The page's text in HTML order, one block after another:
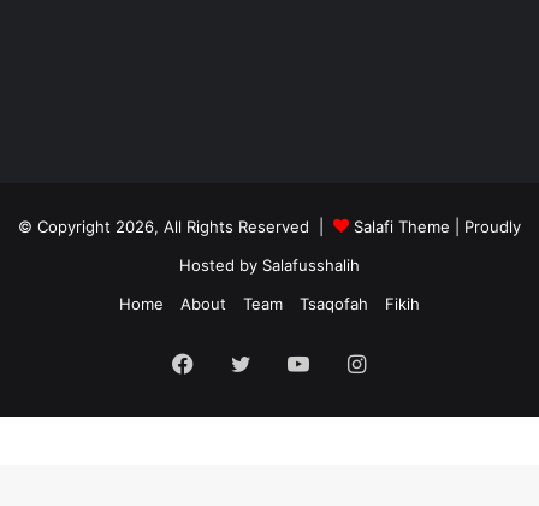
© Copyright 2026, All Rights Reserved | Salafi Theme | Proudly
Hosted by Salafusshalih
Home
About Team Tsaqofah Fikih
Facebook
Twitter YouTubeInstagram